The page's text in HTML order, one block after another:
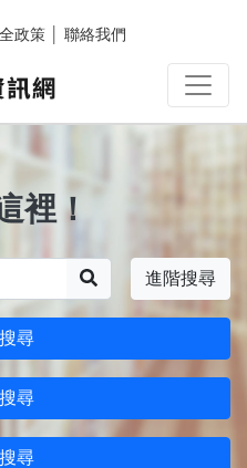
政策 聯絡我們
裡！
進階搜尋
尋
尋
尋